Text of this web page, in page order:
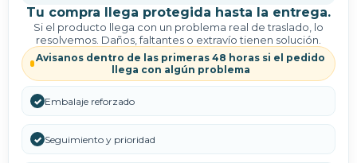
Tu compra llega protegida hasta la entrega.
Si el producto llega con un problema real de traslado, lo
resolvemos. Daños, faltantes o extravío tienen solución.
Avisanos dentro de las primeras 48 horas si el pedido
llega con algún problema
✓ Embalaje reforzado
✓ Seguimiento y prioridad